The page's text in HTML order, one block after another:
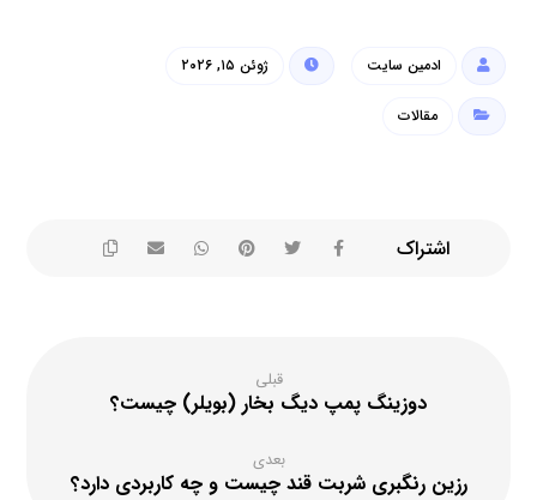
ادمین سایت ژوئن ۱۵, ۲۰۲۶
مقالات
قبلی
دوزینگ پمپ دیگ بخار (بویلر) چیست؟
بعدی
رزین رنگبری شربت قند چیست و چه کاربردی دارد؟